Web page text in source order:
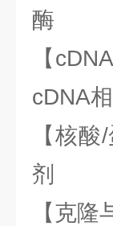
酶
【
cDNA
【核
剂
【克